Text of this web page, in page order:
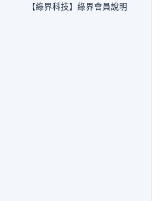
【綠界科技】綠界會員說明